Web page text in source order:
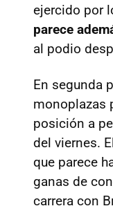
ejercido por
parece
al podio
En segunda
monoplazas
posición a
del viernes.
que parece
ganas de
carrera con